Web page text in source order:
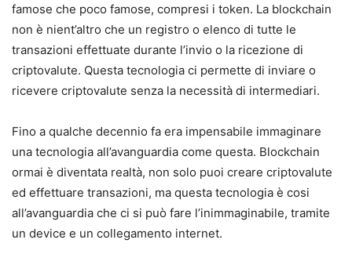
famose che poco famose, compresi i token. La blockchain
non è nient’altro che un registro o elenco di tutte le
transazioni effettuate durante l’invio o la ricezione di
criptovalute. Questa tecnologia ci permette di inviare o
ricevere criptovalute senza la necessità di intermediari.
Fino a qualche decennio fa era impensabile immaginare
una tecnologia all’avanguardia come questa. Blockchain
ormai è diventata realtà, non solo puoi creare criptovalute
ed effettuare transazioni, ma questa tecnologia è cosi
all’avanguardia che ci si può fare l’inimmaginabile, tramite
un device e un collegamento internet.